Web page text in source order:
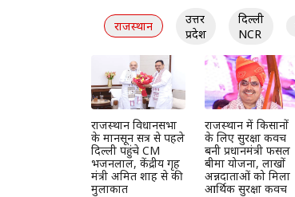
राजस्थान
उत्तर
प्रदेश
दिल्ली
NCR
राजस्थान विधानसभा
के मानसून सत्र से पहले
दिल्ली पहुंचे CM
भजनलाल, केंद्रीय गृह
मंत्री अमित शाह से की
मुलाकात
राजस्थान में किसानों
के लिए सुरक्षा कवच
बनी प्रधानमंत्री फसल
बीमा योजना, लाखों
अन्नदाताओं को मिला
आर्थिक सुरक्षा कवच